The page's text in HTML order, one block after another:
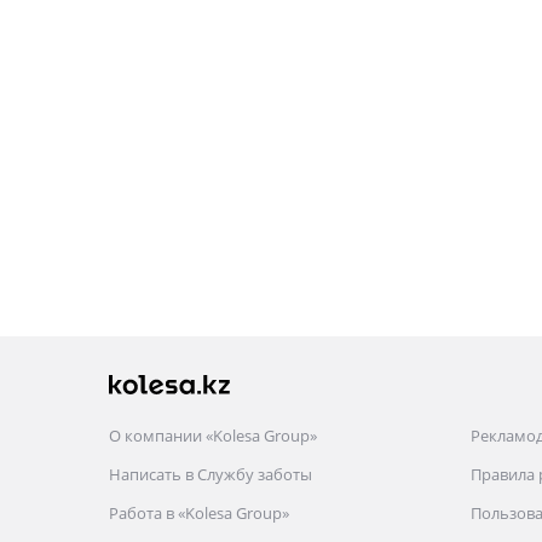
О компании «Kolesa Group»
Написать в Службу заботы
Работа в «Kolesa Group»
Правила